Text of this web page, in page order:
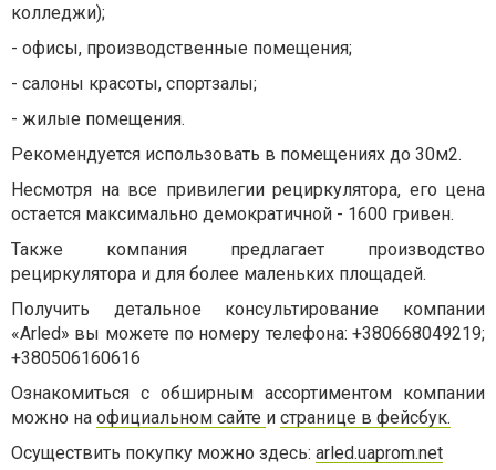
колледжи);
- офисы, производственные помещения;
- салоны красоты, спортзалы;
- жилые помещения.
Рекомендуется использовать в помещениях до 30м2.
Несмотря на все привилегии рециркулятора, его цена
остается максимально демократичной - 1600 гривен.
Также компания предлагает производство
рециркулятора и для более маленьких площадей.
Получить детальное консультирование компании
«Arled» вы можете по номеру телефона: +380668049219;
+380506160616
Ознакомиться с обширным ассортиментом компании
можно на официальном сайте и странице в фейсбук.
Осуществить покупку можно здесь: arled.uaprom.net